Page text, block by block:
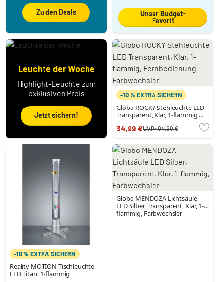
Zu den Deals
Unser Budget-
Favorit
Leuchte der Woche
Highlight-Leuchte zum
exklusiven Preis
Jetzt sichern!
-10 % EXTRA SICHERN
Globo ROCKY Stehleuchte LED
Transparent, Klar, 1-flammig,
Fernbedienung, Farbwechsler
34,99 €UVP:94,99 €
-10 % EXTRA SICHERN
Reality MOTION Tischleuchte
LED Titan, 1-flammig
Globo MENDOZA Lichtsäule
LED Silber, Transparent, Klar, 1-
flammig, Farbwechsler